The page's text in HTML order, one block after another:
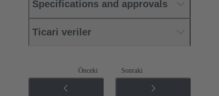
Specifications and approvals
Ticari veriler
Önceki Sonraki